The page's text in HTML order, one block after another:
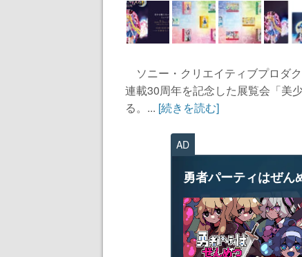
ソニー・クリエイティブプロダ
連載30周年を記念した展覧会「美
る。... [続きを読む]
AD
勇者パーティはぜん